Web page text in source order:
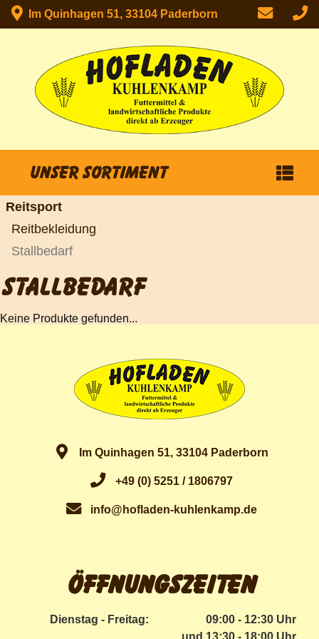
Im Quinhagen 51, 33104 Paderborn
Unser Sortiment
Reitsport
Reitbekleidung
Stallbedarf
STALLBEDARF
Keine Produkte gefunden...
Im Quinhagen 51, 33104 Paderborn
+49 (0) 5251 / 1806797
info@hofladen-kuhlenkamp.de
Öffnungszeiten
Dienstag - Freitag:
09:00 - 12:30 Uhr